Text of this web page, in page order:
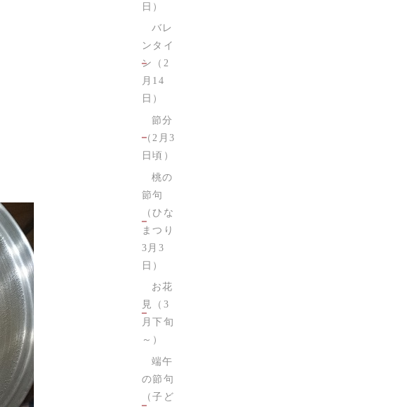
日）
バレ
ンタイ
ン（2
月14
日）
節分
（2月3
日頃）
桃の
節句
（ひな
まつり
3月3
日）
お花
見（3
月下旬
～）
端午
の節句
（子ど